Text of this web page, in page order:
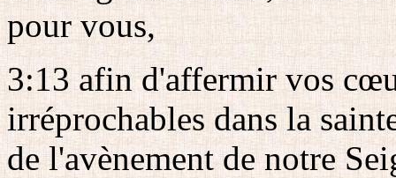
pour vous,
3:13 afin d'affermir vos
irréprochables dans la
de l'avènement de notre